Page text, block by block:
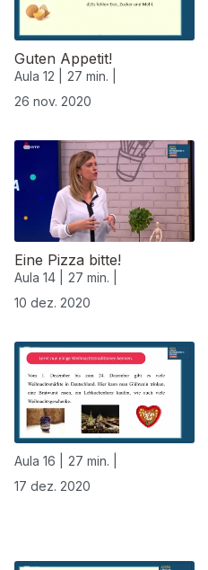
Guten Appetit!
Aula 12 |
27 min. |
26 nov. 2020
Eine Pizza bitte!
Aula 14 |
27 min. |
10 dez. 2020
Aula 16 |
27 min. |
17 dez. 2020